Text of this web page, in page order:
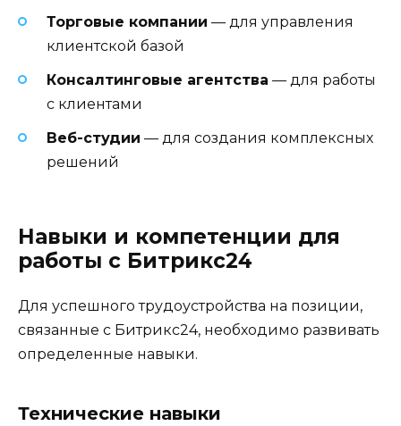
Торговые компании — для управления
клиентской базой
Консалтинговые агентства — для работы
с клиентами
Веб-студии — для создания комплексных
решений
Навыки и компетенции для
работы с Битрикс24
Для успешного трудоустройства на позиции,
связанные с Битрикс24, необходимо развивать
определенные навыки.
Технические навыки